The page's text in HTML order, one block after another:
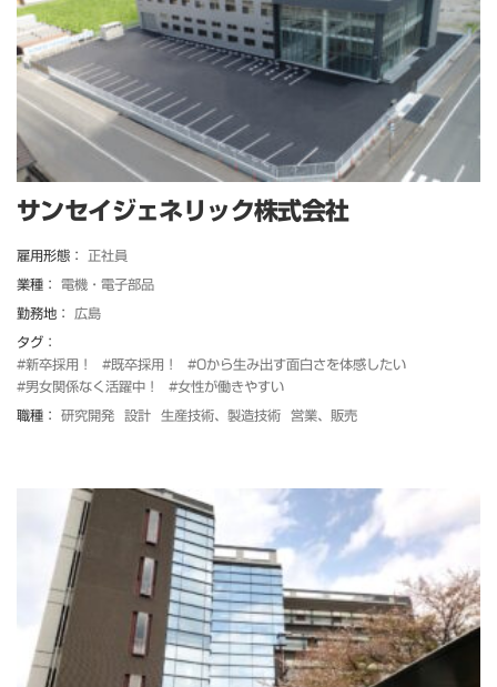
サンセイジェネリック株式会社
雇用形態： 正社員
業種： 電機・電子部品
勤務地： 広島
タグ：
#新卒採用！
#既卒採用！
#0から生み出す面白さを体感したい
#男女関係なく活躍中！
#女性が働きやすい
職種： 研究開発 設計 生産技術、製造技術 営業、販売